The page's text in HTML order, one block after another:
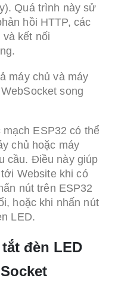
Quá trình này sử
hồi HTTP, các
kết nối
máy chủ và máy
song
ESP32 có thể
chủ hoặc máy
cầu. Điều này giúp
Website khi có
nút trên ESP32
hoặc khi nhấn nút
LED.
đèn LED